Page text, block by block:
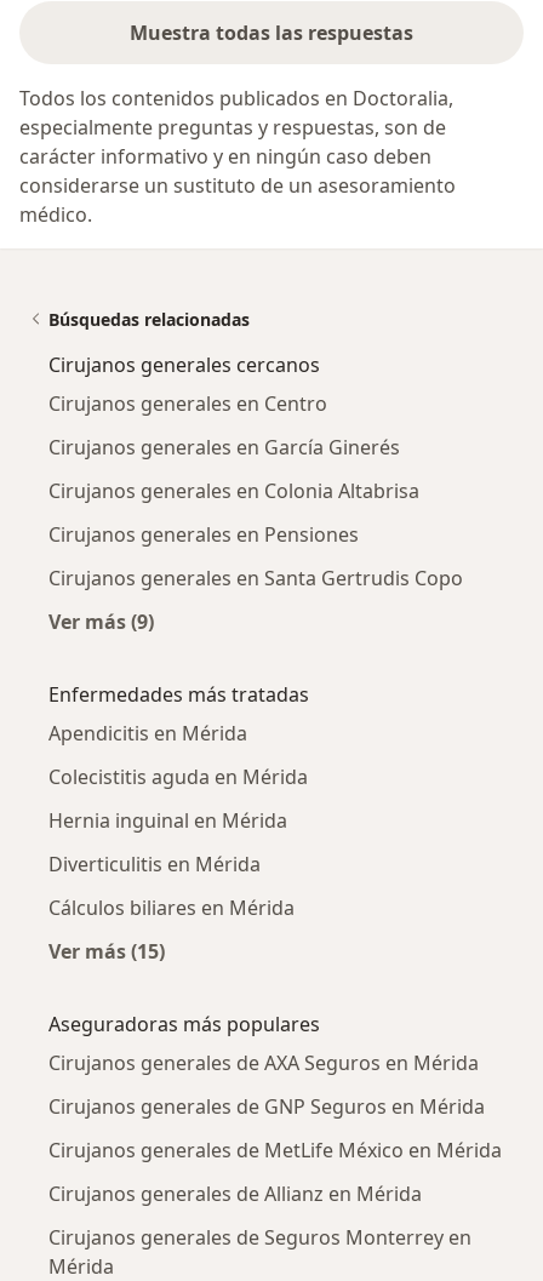
Muestra todas las respuestas
Todos los contenidos publicados en Doctoralia,
especialmente preguntas y respuestas, son de
carácter informativo y en ningún caso deben
considerarse un sustituto de un asesoramiento
médico.
Búsquedas relacionadas
Cirujanos generales cercanos
Cirujanos generales en Centro
Cirujanos generales en García Ginerés
Cirujanos generales en Colonia Altabrisa
Cirujanos generales en Pensiones
Cirujanos generales en Santa Gertrudis Copo
Ver más (9)
Enfermedades más tratadas
Apendicitis en Mérida
Colecistitis aguda en Mérida
Hernia inguinal en Mérida
Diverticulitis en Mérida
Cálculos biliares en Mérida
Ver más (15)
Aseguradoras más populares
Cirujanos generales de AXA Seguros en Mérida
Cirujanos generales de GNP Seguros en Mérida
Cirujanos generales de MetLife México en Mérida
Cirujanos generales de Allianz en Mérida
Cirujanos generales de Seguros Monterrey en
Mérida